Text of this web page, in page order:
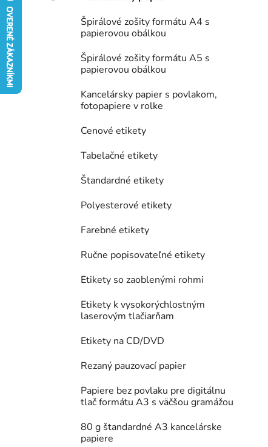
Špirálové zošity formátu A4 s
papierovou obálkou
Špirálové zošity formátu A5 s
papierovou obálkou
Kancelársky papier s povlakom,
fotopapiere v rolke
Cenové etikety
Tabelačné etikety
Štandardné etikety
Polyesterové etikety
Farebné etikety
Ručne popisovateľné etikety
Etikety so zaoblenými rohmi
Etikety k vysokorýchlostným
laserovým tlačiarňam
Etikety na CD/DVD
Rezaný pauzovací papier
Papiere bez povlaku pre digitálnu
tlač formátu A3 s väčšou gramážou
80 g štandardné A3 kancelárske
papiere